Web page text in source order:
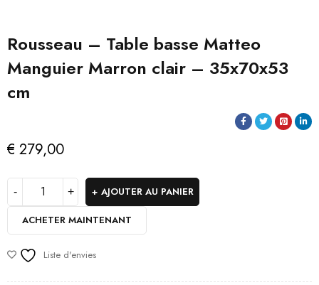
Rousseau – Table basse Matteo
Manguier Marron clair – 35x70x53
cm
€ 279,00
AJOUTER AU PANIER
ACHETER MAINTENANT
Liste d'envies